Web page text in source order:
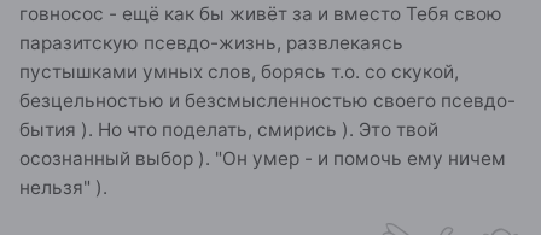
говносос - ещё как бы живёт за и вместо Тебя свою
паразитскую псевдо-жизнь, развлекаясь
пустышками умных слов, борясь т.о. со скукой,
безцельностью и безсмысленностью своего псевдо-
бытия ). Но что поделать, смирись ). Это твой
осознанный выбор ). "Он умер - и помочь ему ничем
нельзя" ).